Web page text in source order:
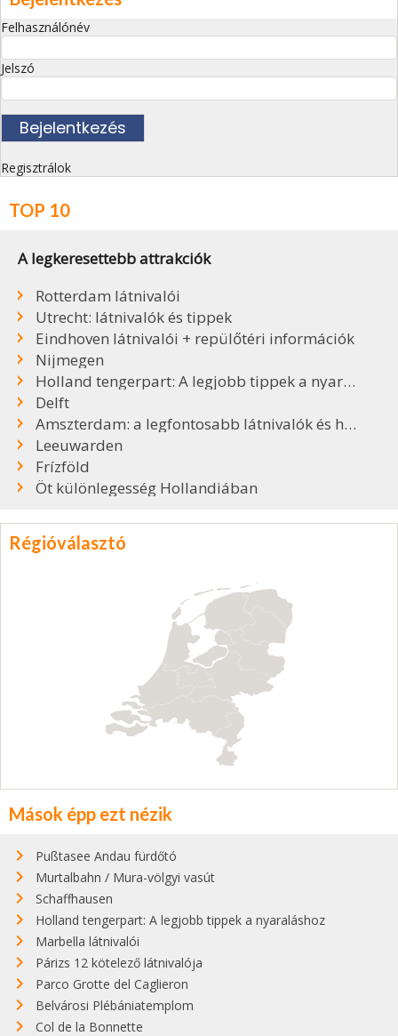
Felhasználónév
Jelszó
Regisztrálok
TOP 10
A legkeresettebb attrakciók
Rotterdam látnivalói
Utrecht: látnivalók és tippek
Eindhoven látnivalói + repülőtéri információk
Nijmegen
Holland tengerpart: A legjobb tippek a nyaraláshoz
Delft
Amszterdam: a legfontosabb látnivalók és hasznos tudnivalók
Leeuwarden
Frízföld
Öt különlegesség Hollandiában
Régióválasztó
Mások épp ezt nézik
Pußtasee Andau fürdőtó
Murtalbahn / Mura-völgyi vasút
Schaffhausen
Holland tengerpart: A legjobb tippek a nyaraláshoz
Marbella látnivalói
Párizs 12 kötelező látnivalója
Parco Grotte del Caglieron
Belvárosi Plébániatemplom
Col de la Bonnette